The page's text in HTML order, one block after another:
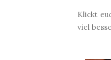
Klickt
viel